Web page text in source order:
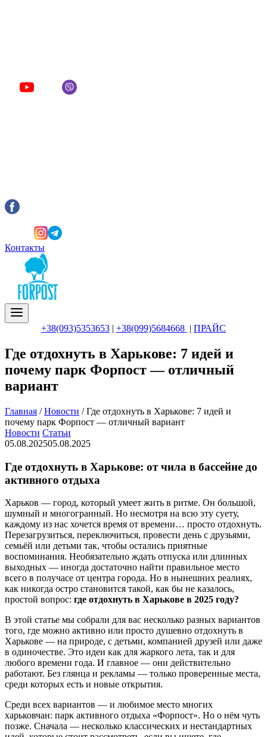
Контакты
+38(093)5353653 | +38(099)5684668 | ПРАЙС
Где отдохнуть в Харькове: 7 идей и
почему парк Форпост — отличный
вариант
Главная / Новости / Где отдохнуть в Харькове: 7 идей и
почему парк Форпост — отличный вариант
Новости Статьи
05.08.202505.08.2025
Где отдохнуть в Харькове: от чила в бассейне до
активного отдыха
Харьков — город, который умеет жить в ритме. Он большой,
шумный и многогранный. Но несмотря на всю эту суету,
каждому из нас хочется время от времени… просто отдохнуть.
Перезагрузиться, переключиться, провести день с друзьями,
семьёй или детьми так, чтобы остались приятные
воспоминания. Необязательно ждать отпуска или длинных
выходных — иногда достаточно найти правильное место
всего в получасе от центра города. Но в нынешних реалиях,
как никогда остро становится такой, как бы не казалось,
простой вопрос: где отдохнуть в Харькове в 2025 году?
В этой статье мы собрали для вас несколько разных вариантов
того, где можно активно или просто душевно отдохнуть в
Харькове — на природе, с детьми, компанией друзей или даже
в одиночестве. Это идеи как для жаркого лета, так и для
любого времени года. И главное — они действительно
работают. Без глянца и рекламы — только проверенные места,
среди которых есть и новые открытия.
Среди всех вариантов — и любимое место многих
харьковчан: парк активного отдыха «Форпост». Но о нём чуть
позже. Сначала — несколько классических и нестандартных